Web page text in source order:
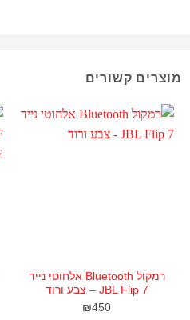
מוצרים קשורים
רמקול Bluetooth אלחוטי נייד
JBL Flip 7 – צבע ורוד
₪450